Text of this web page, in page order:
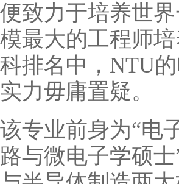
便致力于培养世
模最大的工程师
科排名中，NTU
实力毋庸置疑。
该专业前身为“电
路与微电子学硕